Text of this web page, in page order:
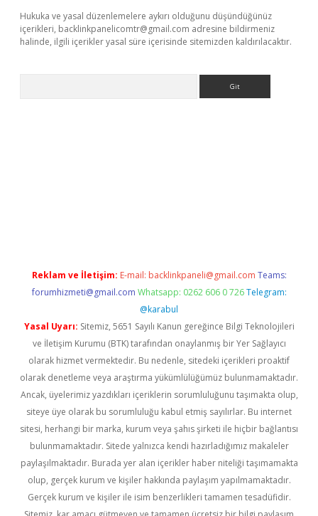
Hukuka ve yasal düzenlemelere aykırı olduğunu düşündüğünüz
içerikleri, backlinkpanelicomtr@gmail.com adresine bildirmeniz
halinde, ilgili içerikler yasal süre içerisinde sitemizden kaldırılacaktır.
Reklam ve İletişim: E-mail: backlinkpaneli@gmail.com Teams:
forumhizmeti@gmail.com Whatsapp: 0262 606 0 726 Telegram:
@karabul
Yasal Uyarı: Sitemiz, 5651 Sayılı Kanun gereğince Bilgi Teknolojileri
ve İletişim Kurumu (BTK) tarafından onaylanmış bir Yer Sağlayıcı
olarak hizmet vermektedir. Bu nedenle, sitedeki içerikleri proaktif
olarak denetleme veya araştırma yükümlülüğümüz bulunmamaktadır.
Ancak, üyelerimiz yazdıkları içeriklerin sorumluluğunu taşımakta olup,
siteye üye olarak bu sorumluluğu kabul etmiş sayılırlar. Bu internet
sitesi, herhangi bir marka, kurum veya şahıs şirketi ile hiçbir bağlantısı
bulunmamaktadır. Sitede yalnızca kendi hazırladığımız makaleler
paylaşılmaktadır. Burada yer alan içerikler haber niteliği taşımamakta
olup, gerçek kurum ve kişiler hakkında paylaşım yapılmamaktadır.
Gerçek kurum ve kişiler ile isim benzerlikleri tamamen tesadüfidir.